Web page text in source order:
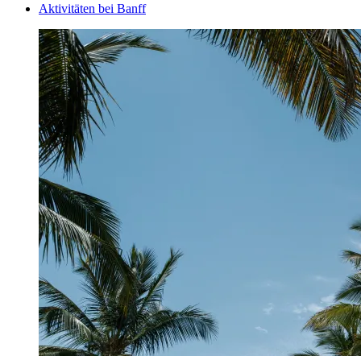
Aktivitäten bei Banff